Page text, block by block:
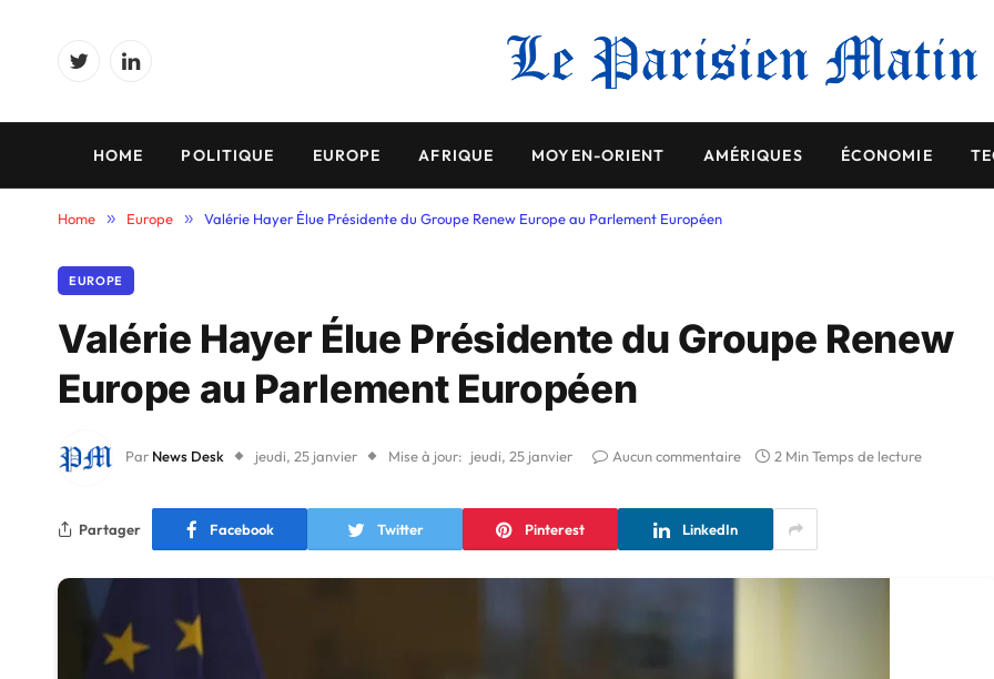
TwitterLinkedIn
HOME POLITIQUE EUROPE AFRIQUE MOYEN-ORIENT AMÉRIQUES ÉCONOMIE
Home » Europe » Valérie Hayer Élue Présidente du Groupe Renew Europe au Parlement Européen
EUROPE
Valérie Hayer Élue Présidente du Groupe Renew
Europe au Parlement Européen
Par News Desk jeudi, 25 janvier Mise à jour: jeudi, 25 janvier Aucun commentaire 2 Min Temps de lecture
Partager Facebook Twitter Pinterest LinkedIn